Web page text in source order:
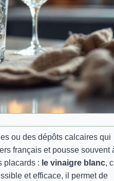
ou des dépôts calcaires qui
français et pousse souvent
placards : le vinaigre blanc,
et efficace, il permet de